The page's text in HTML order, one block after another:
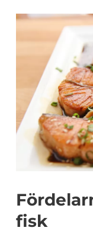
fisk